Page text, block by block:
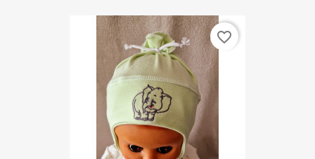
favorite_border